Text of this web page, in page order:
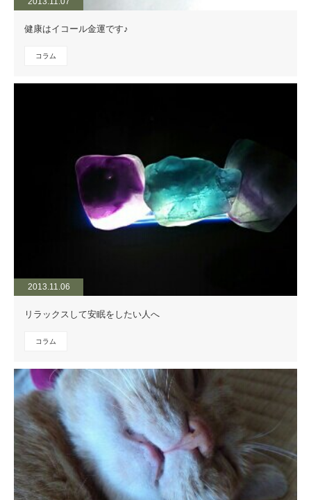
健康はイコール金運です♪
コラム
2013.11.06
リラックスして安眠をしたい人へ
コラム